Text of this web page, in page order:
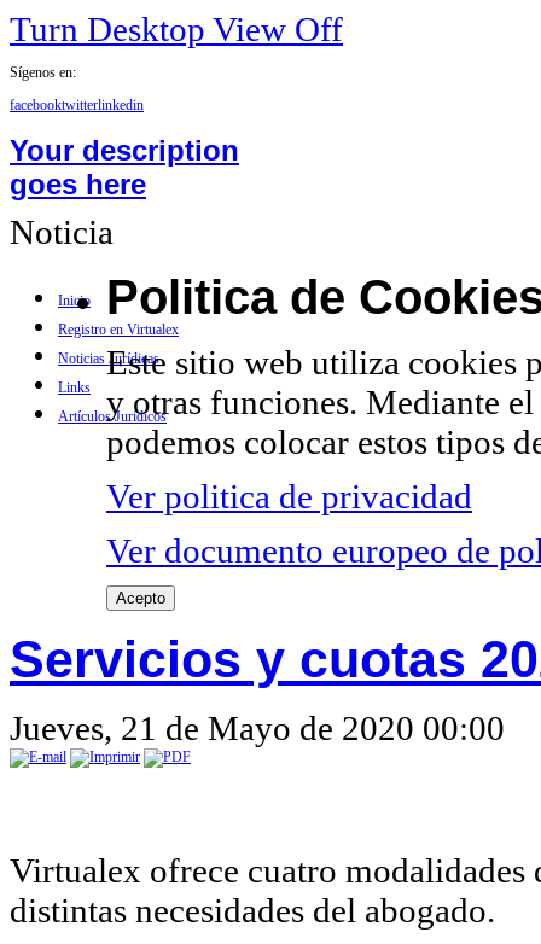
Turn Desktop View Off
Sígenos en:
facebooktwitterlinkedin
Your description
goes here
Inicio
Registro en Virtualex
Noticias Jurídicas
Links
Artículos Jurídicos
Noticia
Politica de
Este sitio web utiliza cookies
y otras funciones. Mediante
podemos colocar estos tipos
Ver politica de privacidad
Ver documento europeo de
Acepto
Servicios y cuotas
Jueves, 21 de Mayo de 2020 00:00
Virtualex ofrece cuatro modalidades
distintas necesidades del abogado.